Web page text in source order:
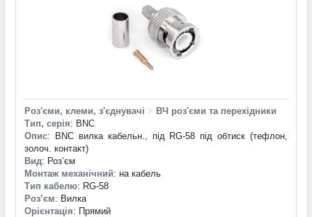
Роз'єми, клеми, з'єднувачі > ВЧ роз'єми та перехідники
Тип, серія: BNC
Опис: BNC вилка кабельн., під RG-58 під обтиск (тефлон,
золоч. контакт)
Вид: Роз’єм
Монтаж механічний: на кабель
Тип кабелю: RG-58
Роз’єм: Вилка
Орієнтація: Прямий